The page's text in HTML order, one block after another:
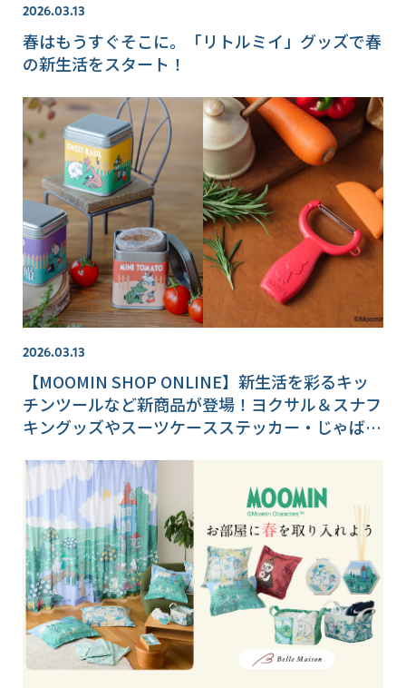
2026.03.13
春はもうすぐそこに。「リトルミイ」グッズで春
の新生活をスタート！
2026.03.13
【MOOMIN SHOP ONLINE】新生活を彩るキッ
チンツールなど新商品が登場！ヨクサル＆スナフ
キングッズやスーツケースステッカー・じゃばら